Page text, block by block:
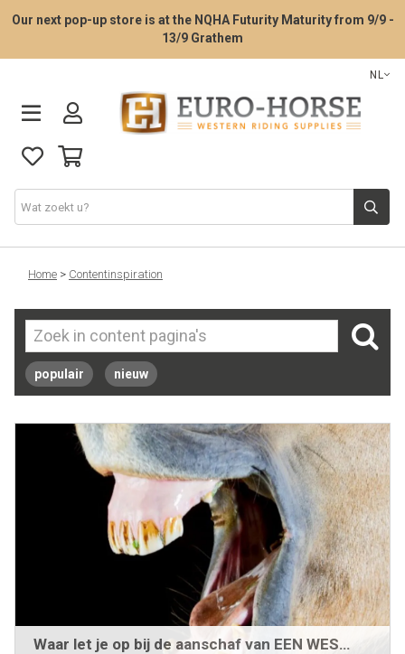
Our next pop-up store is at the NQHA Futurity Maturity from 9/9 -
13/9 Grathem
NL
Zadelpasservice
Western zadels
Western Tack
Western Rider
Stalbenodigdheden
Paardenverzorging
Home > Contentinspiration
populair nieuw
Waar let je op bij de aanschaf van EEN WESTERN BIT?